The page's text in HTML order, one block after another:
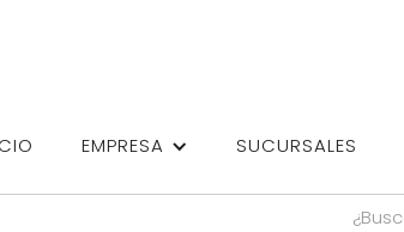
EMPRESA SUCURSALES